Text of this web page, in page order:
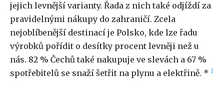
jejich levnější varianty. Řada z nich také odjíždí za
pravidelnými nákupy do zahraničí. Zcela
nejoblíbenější destinací je Polsko, kde lze řadu
výrobků pořídit o desítky procent levněji než u
nás. 82 % Čechů také nakupuje ve slevách a 67 %
spotřebitelů se snaží šetřit na plynu a elektřině. * 1